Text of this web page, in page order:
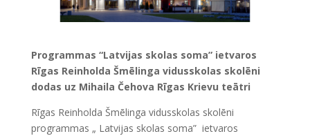
Programmas “Latvijas skolas soma” ietvaros
Rīgas Reinholda Šmēlinga vidusskolas skolēni
dodas uz Mihaila Čehova Rīgas Krievu teātri
Rīgas Reinholda Šmēlinga vidusskolas skolēni
programmas „ Latvijas skolas soma” ietvaros